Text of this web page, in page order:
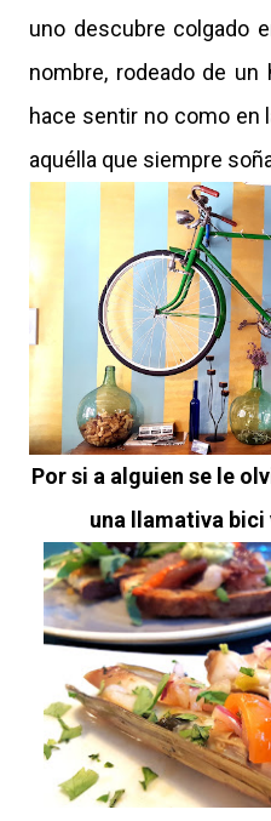
uno descubre colgado
nombre, rodeado de
hace sentir no como en
aquélla que siempre
Por si a alguien se le
una llamativa